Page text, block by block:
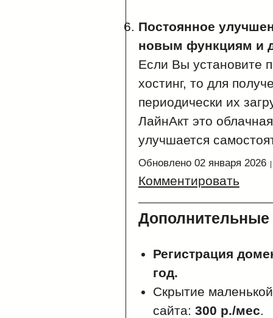
Постоянное
новым функциям и
Если Вы установите
хостинг, то для
периодически их
ЛайнАкт это
улучшается
Обновлено 02 января 2026
Комментировать
Дополнительные
Регистрация
год.
Скрытие
сайта: 300 р./мес